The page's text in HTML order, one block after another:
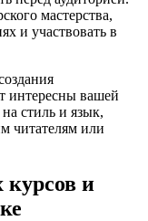
мастерства,
и участвовать в
интересны вашей
стиль и язык,
читателям или
и